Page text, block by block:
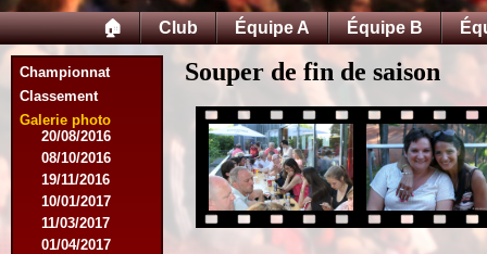
🏠 Club Équipe A Équipe B
Championnat
Classement
Galerie photo
12/03/2016
19/03/2016
16/04/2016
21/05/2016
27/05/2016
09/08/2016
20/08/2016
08/10/2016
19/11/2016
10/01/2017
11/03/2017
01/04/2017
Souper de fin de saison